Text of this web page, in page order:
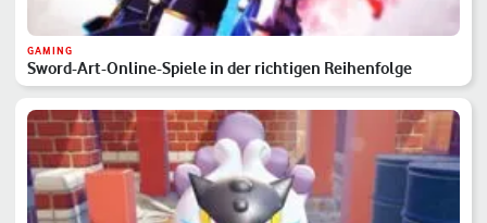
GAMING
Sword-Art-Online-Spiele in der richtigen Reihenfolge